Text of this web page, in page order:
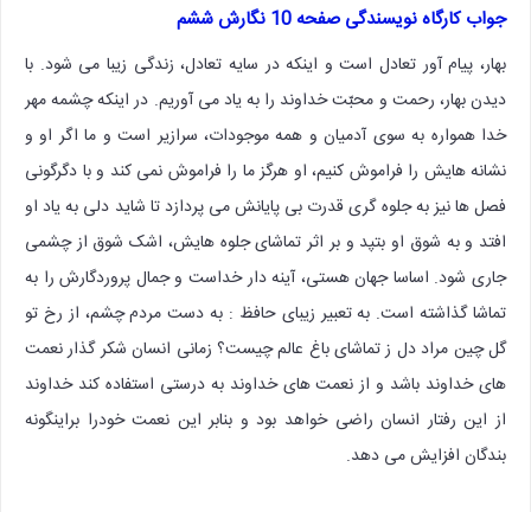
جواب کارگاه نویسندگی صفحه 10 نگارش ششم
بهار، پیام آور تعادل است و اینکه در سایه تعادل، زندگی زیبا می شود. با
دیدن بهار، رحمت و محبّت خداوند را به یاد می آوریم. در اینکه چشمه مهر
خدا همواره به سوی آدمیان و همه موجودات، سرازیر است و ما اگر او و
نشانه هایش را فراموش کنیم، او هرگز ما را فراموش نمی کند و با دگرگونی
فصل ها نیز به جلوه گری قدرت بی پایانش می پردازد تا شاید دلی به یاد او
افتد و به شوق او بتپد و بر اثر تماشای جلوه هایش، اشک شوق از چشمی
جاری شود. اساسا جهان هستی، آینه دار خداست و جمال پروردگارش را به
تماشا گذاشته است. به تعبیر زیبای حافظ : به دست مردم چشم، از رخ تو
گل چین مراد دل ز تماشای باغ عالم چیست؟ زمانی انسان شکر گذار نعمت
های خداوند باشد و از نعمت های خداوند به درستی استفاده کند خداوند
از این رفتار انسان راضی خواهد بود و بنابر این نعمت خودرا براینگونه
بندگان افزایش می دهد.